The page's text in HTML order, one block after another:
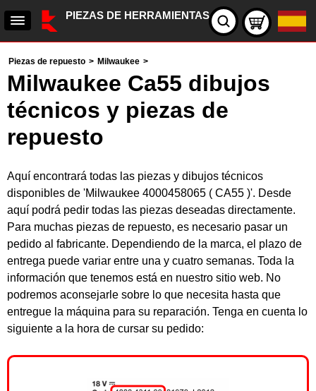
PIEZAS DE HERRAMIENTAS
Piezas de repuesto > Milwaukee >
Milwaukee Ca55 dibujos
técnicos y piezas de
repuesto
Aquí encontrará todas las piezas y dibujos técnicos
disponibles de 'Milwaukee 4000458065 ( CA55 )'. Desde
aquí podrá pedir todas las piezas deseadas directamente.
Para muchas piezas de repuesto, es necesario pasar un
pedido al fabricante. Dependiendo de la marca, el plazo de
entrega puede variar entre una y cuatro semanas. Toda la
información que tenemos está en nuestro sitio web. No
podremos aconsejarle sobre lo que necesita hasta que
entregue la máquina para su reparación. Tenga en cuenta lo
siguiente a la hora de cursar su pedido: